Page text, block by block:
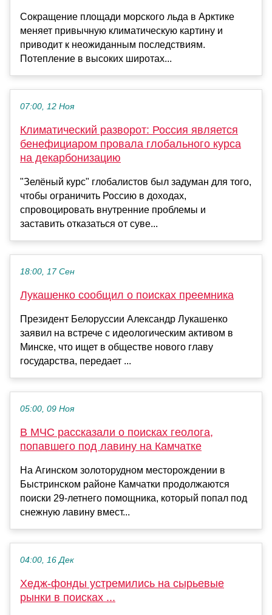
Сокращение площади морского льда в Арктике
меняет привычную климатическую картину и
приводит к неожиданным последствиям.
Потепление в высоких широтах...
07:00, 12 Ноя
Климатический разворот: Россия является
бенефициаром провала глобального курса
на декарбонизацию
"Зелёный курс" глобалистов был задуман для того,
чтобы ограничить Россию в доходах,
спровоцировать внутренние проблемы и
заставить отказаться от суве...
18:00, 17 Сен
Лукашенко сообщил о поисках преемника
Президент Белоруссии Александр Лукашенко
заявил на встрече с идеологическим активом в
Минске, что ищет в обществе нового главу
государства, передает ...
05:00, 09 Ноя
В МЧС рассказали о поисках геолога,
попавшего под лавину на Камчатке
На Агинском золоторудном месторождении в
Быстринском районе Камчатки продолжаются
поиски 29-летнего помощника, который попал под
снежную лавину вмест...
04:00, 16 Дек
Хедж-фонды устремились на сырьевые
рынки в поисках ...